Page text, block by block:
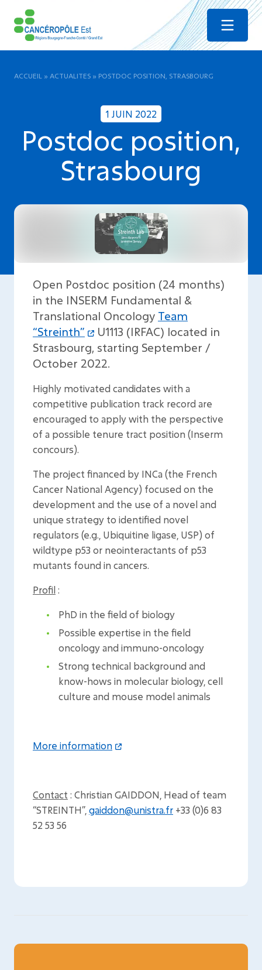
Menu
ACCUEIL » ACTUALITES » POSTDOC POSITION, STRASBOURG
1 JUIN 2022
Postdoc position,
Strasbourg
Open Postdoc position (24 months)
in the INSERM Fundamental &
Translational Oncology Team
“Streinth”
U1113 (IRFAC) located in
Strasbourg, starting September /
October 2022.
Highly motivated candidates with a
competitive publication track record are
encouraged to apply with the perspective
of a possible tenure tract position (Inserm
concours).
The project financed by INCa (the French
Cancer National Agency) focused on the
development and the use of a novel and
unique strategy to identified novel
regulators (e.g., Ubiquitine ligase, USP) of
wildtype p53 or neointeractants of p53
mutants found in cancers.
Profil:
PhD in the field of biology
Possible expertise in the field
oncology and immuno-oncology
Strong technical background and
know-hows in molecular biology, cell
culture and mouse model animals
More information
Contact : Christian GAIDDON, Head of team
“STREINTH”, gaiddon@unistra.fr +33 (0)6 83
52 53 56